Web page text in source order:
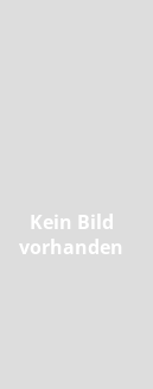
Kein Bild
vorhanden